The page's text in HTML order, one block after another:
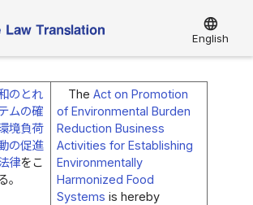
language
English
のとれ
ムの確
境負荷
の促進
律をこ
。
TheAct on Promotion
of Environmental Burden
Reduction Business
Activities for Establishing
Environmentally
Harmonized Food
Systems is hereby